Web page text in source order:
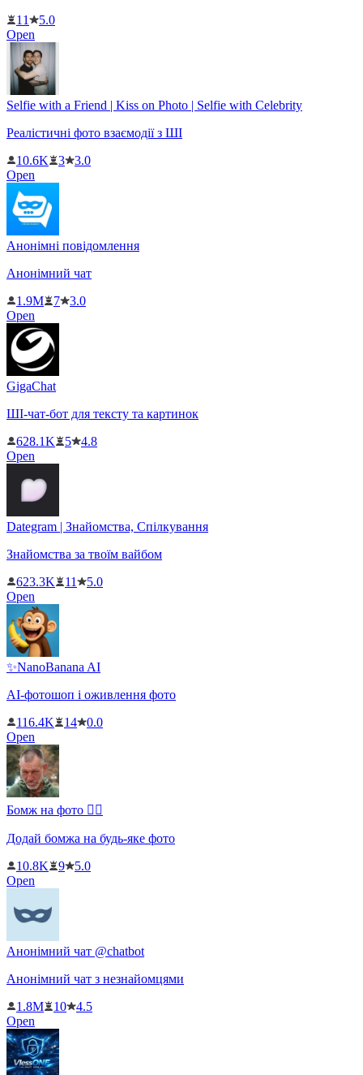
11
5.0
Open
Selfie with a Friend | Kiss on Photo | Selfie with Celebrity
Реалістичні фото взаємодії з ШІ
10.6K
3
3.0
Open
Анонімні повідомлення
Анонімний чат
1.9M
7
3.0
Open
GigaChat
ШІ-чат-бот для тексту та картинок
628.1K
5
4.8
Open
Dategram | Знайомства, Спілкування
Знайомства за твоїм вайбом
623.3K
11
5.0
Open
✨NanoBanana AI
AI-фотошоп і оживлення фото
116.4K
14
0.0
Open
Бомж на фото 🧔‍♀️
Додай бомжа на будь-яке фото
10.8K
9
5.0
Open
Анонімний чат @chatbot
Анонімний чат з незнайомцями
1.8M
10
4.5
Open